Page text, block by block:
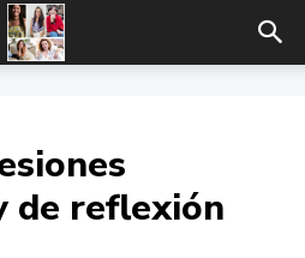
de reflexión